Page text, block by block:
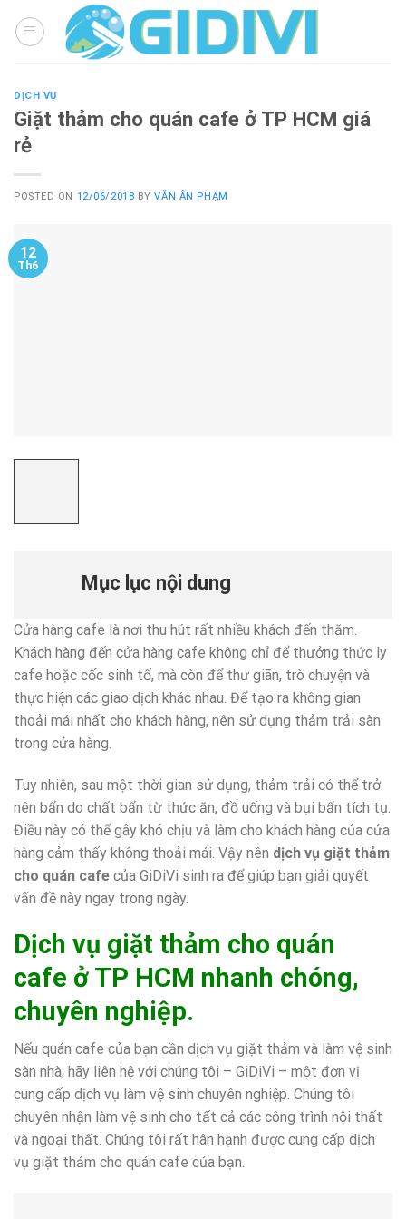
DỊCH VỤ
Giặt thảm cho quán cafe ở TP HCM giá
rẻ
POSTED ON 12/06/2018 BYVĂN ÂN PHẠM
12
Th6
Mục lục nội dung
Cửa hàng cafe là nơi thu hút rất nhiều khách đến thăm.
Khách hàng đến cửa hàng cafe không chỉ để thưởng thức ly
cafe hoặc cốc sinh tố, mà còn để thư giãn, trò chuyện và
thực hiện các giao dịch khác nhau. Để tạo ra không gian
thoải mái nhất cho khách hàng, nên sử dụng thảm trải sàn
trong cửa hàng.
Tuy nhiên, sau một thời gian sử dụng, thảm trải có thể trở
nên bẩn do chất bẩn từ thức ăn, đồ uống và bụi bẩn tích tụ.
Điều này có thể gây khó chịu và làm cho khách hàng của cửa
hàng cảm thấy không thoải mái. Vậy nên dịch vụ giặt thảm
cho quán cafe của GiDiVi sinh ra để giúp bạn giải quyết
vấn đề này ngay trong ngày.
Dịch vụ giặt thảm cho quán
cafe ở TP HCM nhanh chóng,
chuyên nghiệp.
Nếu quán cafe của bạn cần dịch vụ giặt thảm và làm vệ sinh
sàn nhà, hãy liên hệ với chúng tôi – GiDiVi – một đơn vị
cung cấp dịch vụ làm vệ sinh chuyên nghiệp. Chúng tôi
chuyên nhận làm vệ sinh cho tất cả các công trình nội thất
và ngoại thất. Chúng tôi rất hân hạnh được cung cấp dịch
vụ giặt thảm cho quán cafe của bạn.